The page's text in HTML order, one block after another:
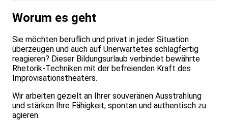
Worum es geht
Sie möchten beruflich und privat in jeder Situation
überzeugen und auch auf Unerwartetes schlagfertig
reagieren? Dieser Bildungsurlaub verbindet bewährte
Rhetorik-Techniken mit der befreienden Kraft des
Improvisationstheaters.
Wir arbeiten gezielt an Ihrer souveränen Ausstrahlung
und stärken Ihre Fähigkeit, spontan und authentisch zu
agieren.